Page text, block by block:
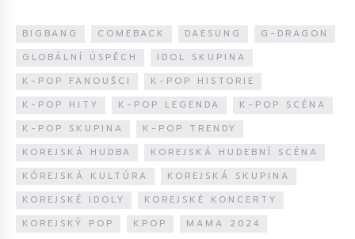
BIGBANG COMEBACK DAESUNG
G-DRAGON
GLOBÁLNÍ ÚSPĚCH
IDOL SKUPINA
K-POP FANOUŠCI
K-POP HISTORIE
K-POP HITY
K-POP LEGENDA
K-POP SCÉNA
K-POP SKUPINA
K-POP TRENDY
KOREJSKÁ HUDBA
KOREJSKÁ HUDEBNÍ SCÉNA
KÓREJSKÁ KULTÚRA
KOREJSKÁ SKUPINA
KOREJSKÉ IDOLY
KOREJSKÉ KONCERTY
KOREJSKÝ POP
KPOP
MAMA 2024